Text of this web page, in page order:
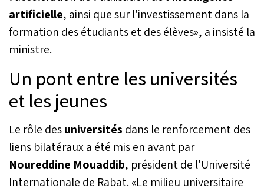
artificielle, ainsi que sur l'investissement dans la
formation des étudiants et des élèves», a insisté la
ministre.
Un pont entre les universités
et les jeunes
Le rôle desuniversités dans le renforcement des
liens bilatéraux a été mis en avant par
Noureddine Mouaddib, président de l'Université
Internationale de Rabat. «Le milieu universitaire